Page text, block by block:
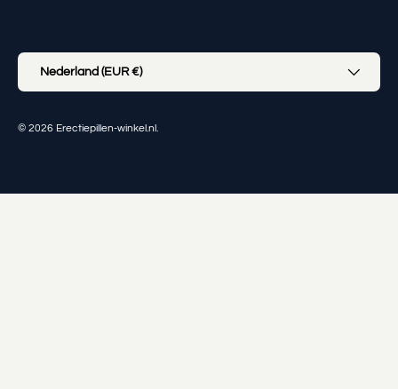
Land/Regio
Nederland (EUR €)
© 2026 Erectiepillen-winkel.nl .